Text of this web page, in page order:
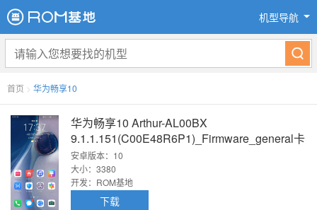
机型导航
首页 > 华为畅享10
华为畅享10 Arthur-AL00BX
9.1.1.151(C00E48R6P1)_Firmware_general卡
刷固件
安卓版本：10
大小：3380
开发：ROM基地
下载